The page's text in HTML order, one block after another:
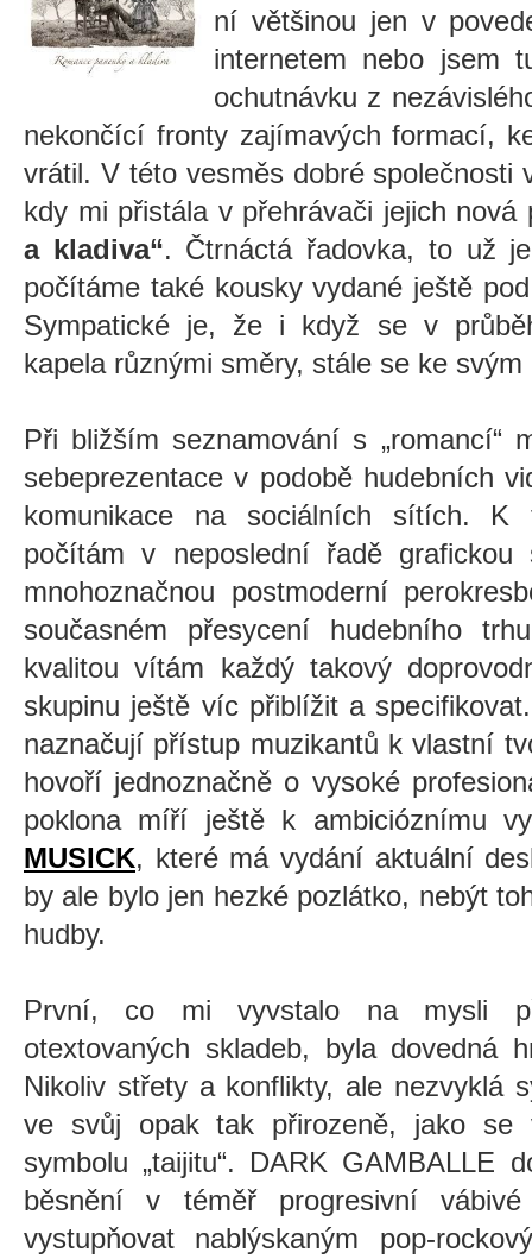
ní většinou jen v
internetem nebo jsem
ochutnávku z
nekončící fronty zajímavých formací,
vrátil. V této vesměs dobré společnosti
kdy mi přistála v přehrávači jejich
a kladiva“. Čtrnáctá řadovka, to už
počítáme také kousky vydané ještě
Sympatické je, že i když se v
kapela různými směry, stále se ke
Při bližším seznamování s „romancí“
sebeprezentace v podobě hudebních
komunikace na sociálních sítích. K
počítám v neposlední řadě grafickou
mnohoznačnou postmoderní
současném přesycení hudebního
kvalitou vítám každý takový
skupinu ještě víc přiblížit a
naznačují přístup muzikantů k vlastní
hovoří jednoznačně o vysoké
poklona míří ještě k ambicióznímu
MUSICK, které má vydání aktuální
by ale bylo jen hezké pozlátko, nebýt
hudby.
První, co mi vyvstalo na mysli
otextovaných skladeb, byla dovedná
Nikoliv střety a konflikty, ale nezvyklá
ve svůj opak tak přirozeně, jako se
symbolu „taijitu“. DARK GAMBALLE
běsnění v téměř progresivní
vystupňovat nablýskaným pop-